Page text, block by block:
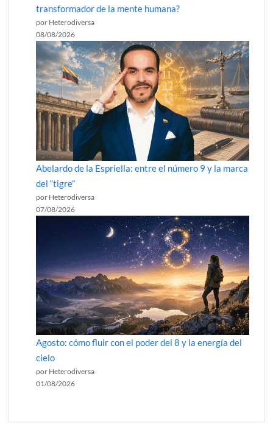
transformador de la mente humana?
por Heterodiversa
08/08/2026
Abelardo de la Espriella: entre el número 9 y la marca
del “tigre”
por Heterodiversa
07/08/2026
Agosto: cómo fluir con el poder del 8 y la energía del
cielo
por Heterodiversa
01/08/2026